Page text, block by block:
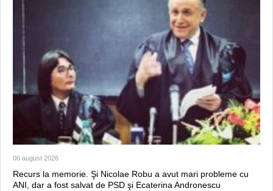
06 august 2026
Recurs la memorie. Şi Nicolae Robu a avut mari probleme cu
ANI, dar a fost salvat de PSD şi Ecaterina Andronescu